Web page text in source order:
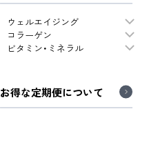
ウェルエイジング
コラーゲン
ビタミン・ミネラル
お得な定期便について